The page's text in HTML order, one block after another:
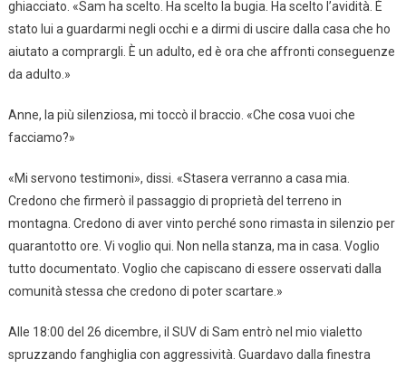
ghiacciato. «Sam ha scelto. Ha scelto la bugia. Ha scelto l’avidità. È
stato lui a guardarmi negli occhi e a dirmi di uscire dalla casa che ho
aiutato a comprargli. È un adulto, ed è ora che affronti conseguenze
da adulto.»
Anne, la più silenziosa, mi toccò il braccio. «Che cosa vuoi che
facciamo?»
«Mi servono testimoni», dissi. «Stasera verranno a casa mia.
Credono che firmerò il passaggio di proprietà del terreno in
montagna. Credono di aver vinto perché sono rimasta in silenzio per
quarantotto ore. Vi voglio qui. Non nella stanza, ma in casa. Voglio
tutto documentato. Voglio che capiscano di essere osservati dalla
comunità stessa che credono di poter scartare.»
Alle 18:00 del 26 dicembre, il SUV di Sam entrò nel mio vialetto
spruzzando fanghiglia con aggressività. Guardavo dalla finestra